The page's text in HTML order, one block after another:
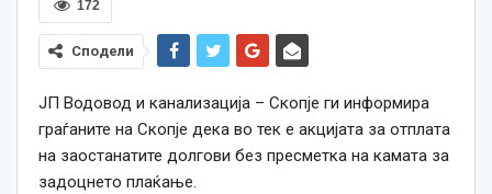
172
Сподели
ЈП Водовод и канализација – Скопје ги информира
граѓаните на Скопје дека во тек е акцијата за отплата
на заостанатите долгови без пресметка на камата за
задоцнето плаќање.